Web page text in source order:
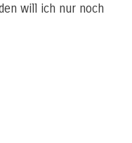
will ich nur noch